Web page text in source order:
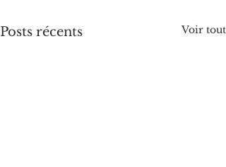
Posts récents Voir tout